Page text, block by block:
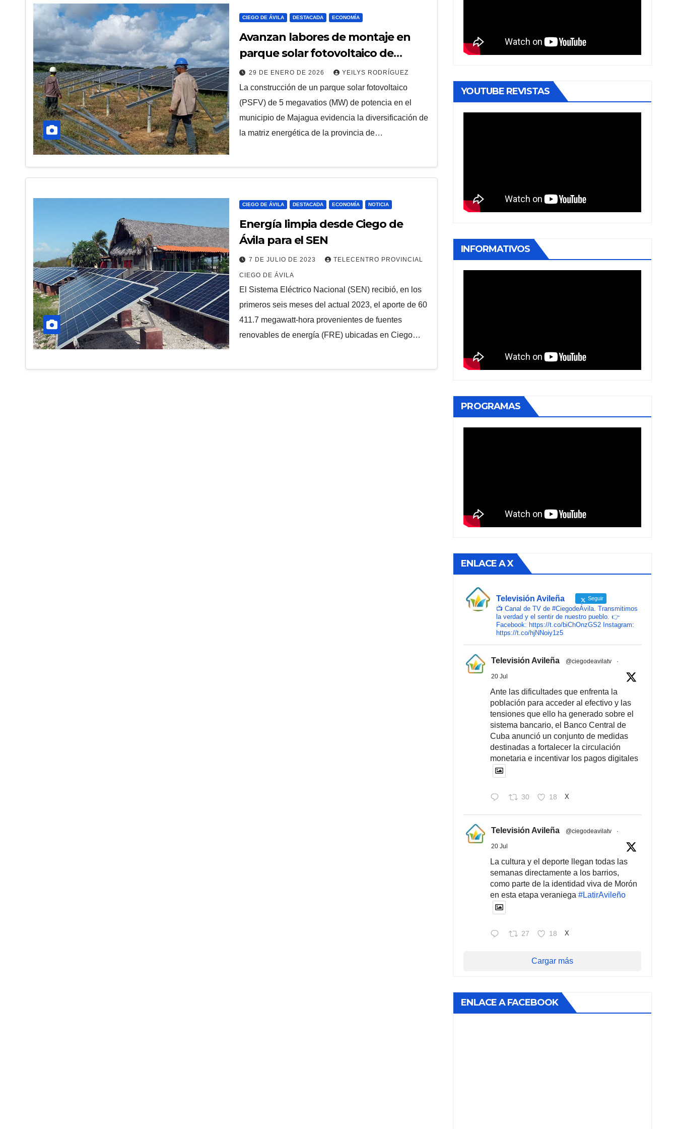
CIEGO DE ÁVILA DESTACADA ECONOMÍA
Avanzan labores de montaje en
parque solar fotovoltaico de
Majagua
29 DE ENERO DE 2026 YEILYS RODRÍGUEZ
La construcción de un parque solar fotovoltaico
(PSFV) de 5 megavatios (MW) de potencia en el
municipio de Majagua evidencia la diversificación de
la matriz energética de la provincia de…
CIEGO DE ÁVILA DESTACADA ECONOMÍA NOTICIA
Energía limpia desde Ciego de
Ávila para el SEN
7 DE JULIO DE 2023 TELECENTRO PROVINCIAL
CIEGO DE ÁVILA
El Sistema Eléctrico Nacional (SEN) recibió, en los
primeros seis meses del actual 2023, el aporte de 60
411.7 megawatt-hora provenientes de fuentes
renovables de energía (FRE) ubicadas en Ciego…
YOUTUBE REVISTAS
INFORMATIVOS
PROGRAMAS
ENLACE A X
Televisión Avileña Seguir
📺 Canal de TV de #CiegodeÁvila. Transmitimos
la verdad y el sentir de nuestro pueblo. 👉
Facebook: https://t.co/biChOnzGS2 Instagram:
https://t.co/hjNNoiy1z5
Televisión Avileña @ciegodeavilatv ·
20 Jul
Ante las dificultades que enfrenta la
población para acceder al efectivo y las
tensiones que ello ha generado sobre el
sistema bancario, el Banco Central de
Cuba anunció un conjunto de medidas
destinadas a fortalecer la circulación
monetaria e incentivar los pagos digitales
30 18 X
Televisión Avileña @ciegodeavilatv ·
20 Jul
La cultura y el deporte llegan todas las
semanas directamente a los barrios,
como parte de la identidad viva de Morón
en esta etapa veraniega#LatirAvileño
27 18 X
Cargar más
ENLACE A FACEBOOK